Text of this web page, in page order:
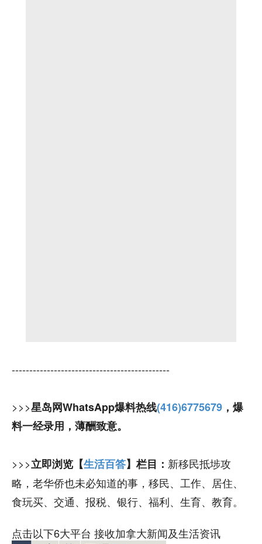
---------------------------------------------
>>>星岛网WhatsApp爆料热线(416)6775679 ，爆
料一经录用，薄酬致意。
>>>立即浏览【生活百答】栏目： 新移民抵埗攻
略，老华侨也未必知道的事，移民、工作、居住、
食玩买、交通、报税、银行、福利、生育、教育。
点击以下6大平台 接收加拿大新闻及生活资讯